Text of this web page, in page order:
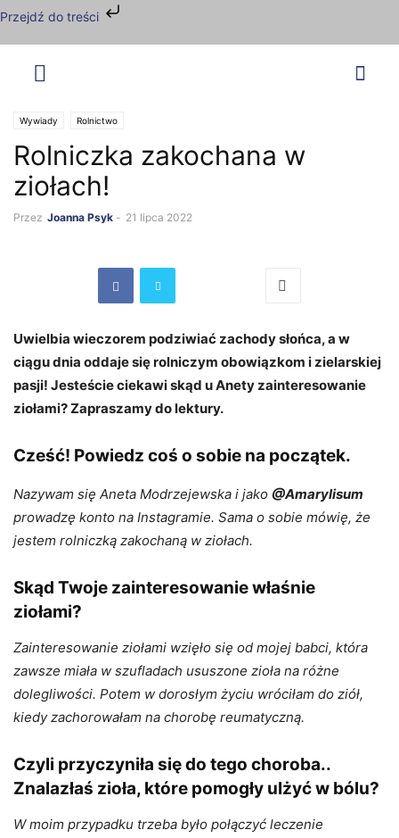
Przejdź do treści
Wywiady Rolnictwo
Rolniczka zakochana w
ziołach!
Przez Joanna Psyk - 21 lipca 2022
Uwielbia wieczorem podziwiać zachody słońca, a w
ciągu dnia oddaje się rolniczym obowiązkom i zielarskiej
pasji! Jesteście ciekawi skąd u Anety zainteresowanie
ziołami? Zapraszamy do lektury.
Cześć! Powiedz coś o sobie na początek.
Nazywam się Aneta Modrzejewska i jako @Amarylisum
prowadzę konto na Instagramie. Sama o sobie mówię, że
jestem rolniczką zakochaną w ziołach.
Skąd Twoje zainteresowanie właśnie
ziołami?
Zainteresowanie ziołami wzięło się od mojej babci, która
zawsze miała w szufladach ususzone zioła na różne
dolegliwości. Potem w dorosłym życiu wróciłam do ziół,
kiedy zachorowałam na chorobę reumatyczną.
Czyli przyczyniła się do tego choroba..
Znalazłaś zioła, które pomogły ulżyć w bólu?
W moim przypadku trzeba było połączyć leczenie